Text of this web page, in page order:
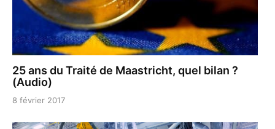
25 ans du Traité de Maastricht, quel bilan ?
(Audio)
8 février 2017